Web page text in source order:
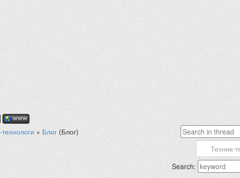
» Блог (Блог)
Search: